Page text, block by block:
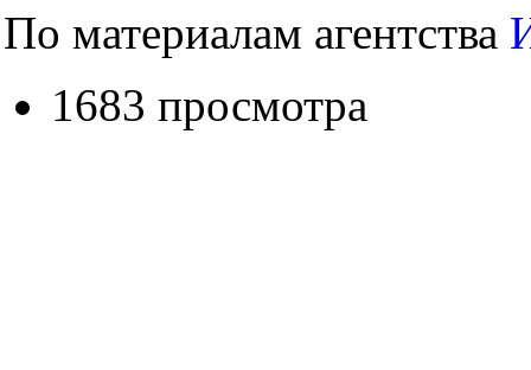
По материалам агентства
1683 просмотра